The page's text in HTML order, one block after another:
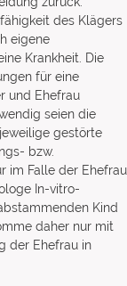
des Klägers
eigene
Krankheit. Die
für eine
und Ehefrau
seien die
gestörte
bzw.
im Falle der Ehefrau
In-vitro-
Kind
daher nur mit
der Ehefrau in